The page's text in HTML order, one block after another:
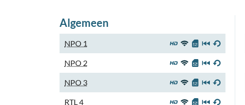
Algemeen
NPO 1
NPO 2
NPO 3
RTL 4